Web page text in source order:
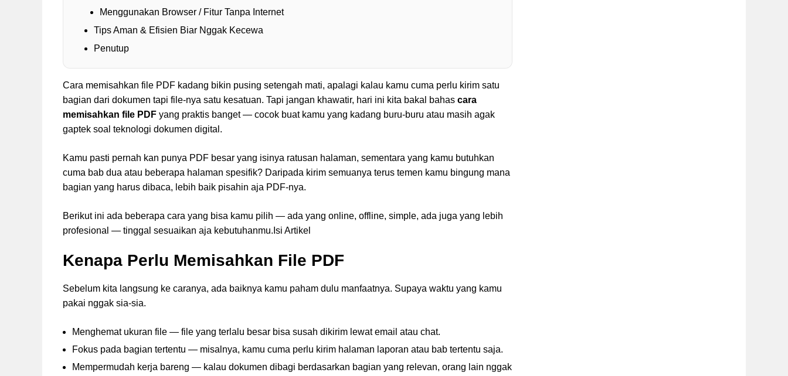
Menggunakan Browser / Fitur Tanpa Internet
Tips Aman & Efisien Biar Nggak Kecewa
Penutup
Cara memisahkan file PDF kadang bikin pusing setengah mati, apalagi kalau kamu cuma perlu kirim satu
bagian dari dokumen tapi file-nya satu kesatuan. Tapi jangan khawatir, hari ini kita bakal bahas cara
memisahkan file PDF yang praktis banget — cocok buat kamu yang kadang buru-buru atau masih agak
gaptek soal teknologi dokumen digital.
Kamu pasti pernah kan punya PDF besar yang isinya ratusan halaman, sementara yang kamu butuhkan
cuma bab dua atau beberapa halaman spesifik? Daripada kirim semuanya terus temen kamu bingung mana
bagian yang harus dibaca, lebih baik pisahin aja PDF-nya.
Berikut ini ada beberapa cara yang bisa kamu pilih — ada yang online, offline, simple, ada juga yang lebih
profesional — tinggal sesuaikan aja kebutuhanmu.Isi Artikel
Kenapa Perlu Memisahkan File PDF
Sebelum kita langsung ke caranya, ada baiknya kamu paham dulu manfaatnya. Supaya waktu yang kamu
pakai nggak sia-sia.
Menghemat ukuran file — file yang terlalu besar bisa susah dikirim lewat email atau chat.
Fokus pada bagian tertentu — misalnya, kamu cuma perlu kirim halaman laporan atau bab tertentu saja.
Mempermudah kerja bareng — kalau dokumen dibagi berdasarkan bagian yang relevan, orang lain nggak